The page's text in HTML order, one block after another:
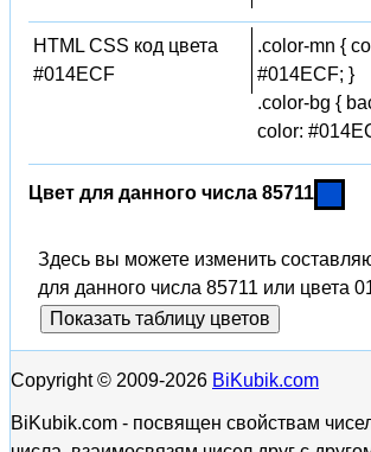
HTML CSS код цвета
#014ECF
.color-mn {
#014ECF; }
.color-bg {
color:
Цвет для данного числа 85711
Здесь вы можете изменить
для данного числа 85711 или цвета
Показать таблицу цветов
Copyright © 2009-2026 BiKubik.com
BiKubik.com - посвящен свойствам